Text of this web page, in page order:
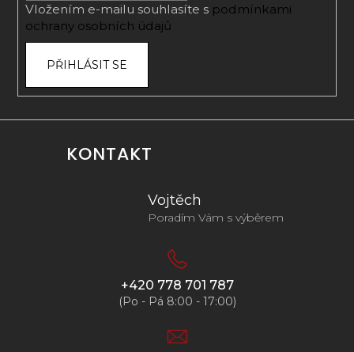
Vložením e-mailu souhlasíte s podmínkami
ochrany osobních údajů
PŘIHLÁSIT SE
KONTAKT
Vojtěch
Poradím Vám s výběrem
+420 778 701 787
(Po - Pá 8:00 - 17:00)